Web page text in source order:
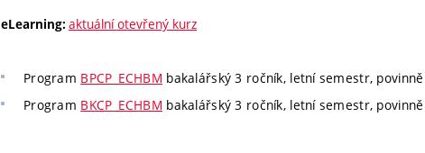
eLearning: aktuální otevřený kurz
Program BPCP_ECHBM bakalářský 3 ročník, letní semestr,
Program BKCP_ECHBM bakalářský 3 ročník, letní semestr,